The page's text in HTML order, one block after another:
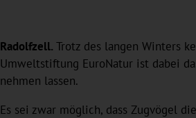
Radolfzell. Trotz des langen Winters
Umweltstiftung EuroNatur ist dabei
nehmen lassen.
Es sei zwar möglich, dass Zugvögel